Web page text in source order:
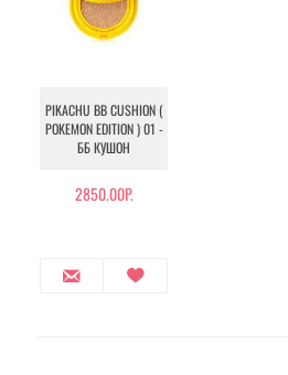
PIKACHU BB CUSHION (
POKEMON EDITION ) 01 -
ББ КУШОН
2850.00Р.